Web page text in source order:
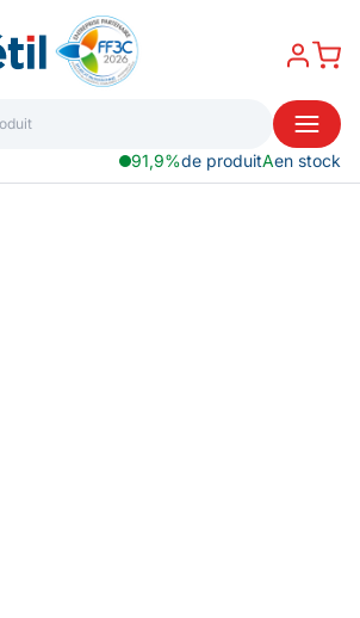
91,9%de produitAen stock